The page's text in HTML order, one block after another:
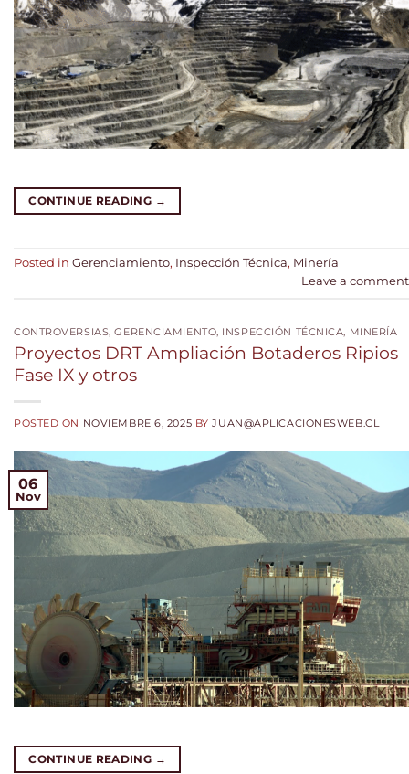
CONTINUE READING →
Posted in Gerenciamiento, Inspección Técnica, Minería
Leave a comment
CONTROVERSIAS ,GERENCIAMIENTO INSPECCIÓN TÉCNICA MINERÍA
Proyectos DRT Ampliación Botaderos Ripios
Fase IX y otros
POSTED ON NOVIEMBRE 6, 2025 BYJUAN@APLICACIONESWEB.CL
06
Nov
CONTINUE READING →